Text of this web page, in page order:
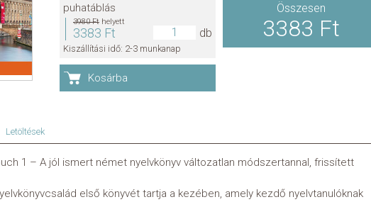
Kosárba
puhatáblás
3980 Ft helyett
3383 Ft db
Kiszállítási idő: 2-3 munkanap
Összesen
3383 Ft
Letöltések
1 – A jól ismert német nyelvkönyv változatlan módszertannal, frissített
első könyvét tartja a kezében, amely kezdő nyelvtanulóknak